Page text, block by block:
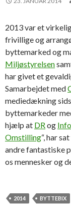
2013 var et
frivillige og
byttemarked og
Miljøstyrelsen
har givet et
Samarbejdet med
mediedækning
byttemarkeder
hjælp at DRog
Omstilling“, har
andre fantastiske
os mennesker og
2014 BYTTEBIX